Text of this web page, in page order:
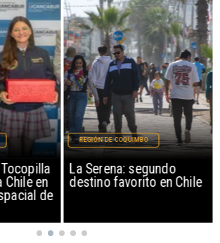
Chile en
de
La Serena: segundo
destino favorito en Chile
REGIÓN DE COQUIMBO